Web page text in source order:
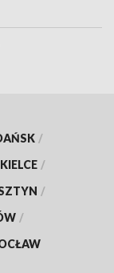
/
KIELCE /
/
/